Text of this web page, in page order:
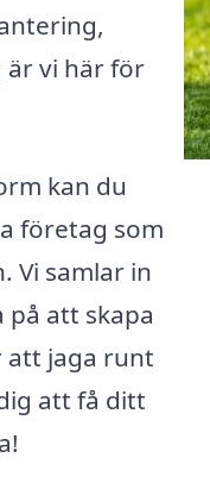
är vi här för
kan du
företag som
Vi samlar in
att skapa
att jaga runt
att få ditt